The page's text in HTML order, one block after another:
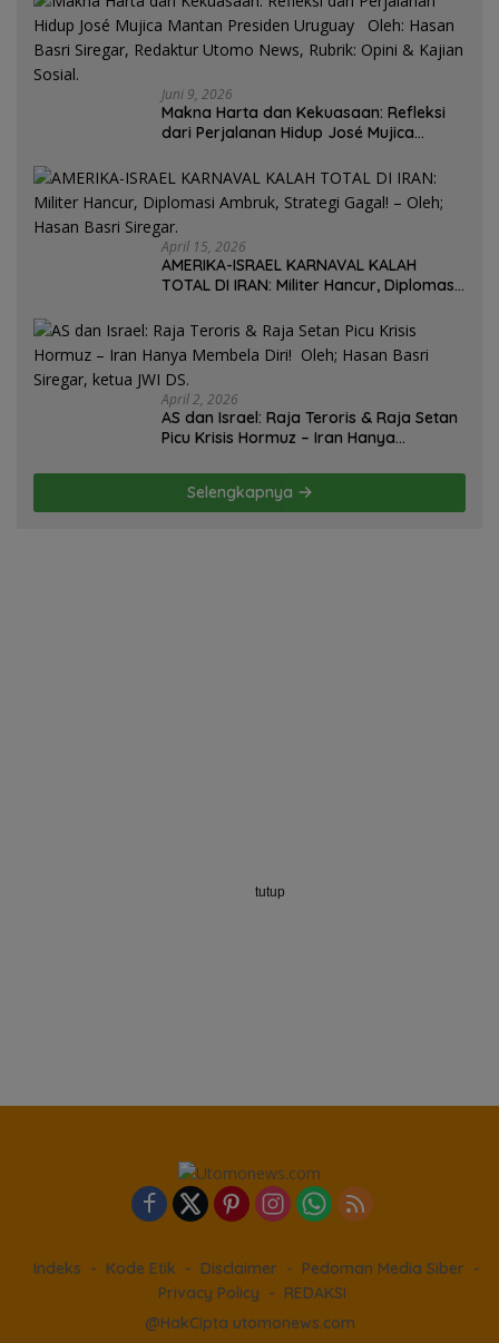
Juni 9, 2026
Makna Harta dan Kekuasaan: Refleksi
dari Perjalanan Hidup José Mujica
Basri Siregar, Redaktur Utomo News,
Rubrik: Opini & Kajian Sosial.
April 15, 2026
AMERIKA-ISRAEL KARNAVAL KALAH
TOTAL DI IRAN: Militer Hancur, Diplomasi
Basri Siregar.
April 2, 2026
AS dan Israel: Raja Teroris & Raja Setan
Picu Krisis Hormuz – Iran Hanya
ketua JWI DS.
Selengkapnya
Indeks Kode Etik Disclaimer
Pedoman Media Siber
Privacy Policy
REDAKSI
@HakCipta utomonews.com
tutup